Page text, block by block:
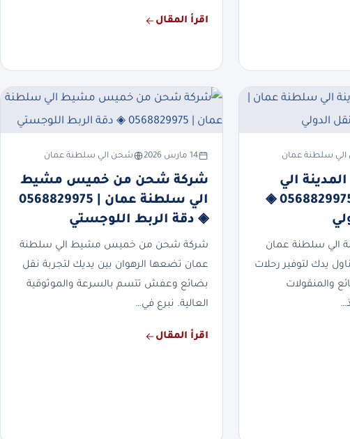
اقرأ المقال
سلطنة عمان
الي
سلطنة عمان | 0568829975 ◈
الي سلطنة عمان
يدك لتوفير رحلات
والمنقولات
14 مارس 2026 شحن الي سلطنة عمان
شركة شحن من خميس مشيط
الي سلطنة عمان | 0568829975
◈ دقة الربط اللوجستي
شركة شحن من خميس مشيط الي سلطنة
عمان تضعها الرهوان بين يديك لتجربة نقل
بضائع وعفش تتسم بالسرعة والموثوقية
العالية. نبرع في…
اقرأ المقال